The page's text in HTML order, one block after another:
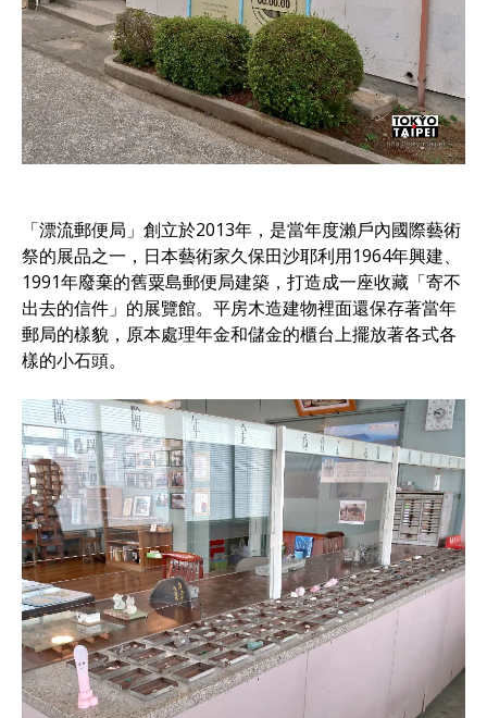
「漂流郵便局」創立於2013年，是當年度瀨戶內國際藝術
祭的展品之一，日本藝術家久保田沙耶利用1964年興建、
1991年廢棄的舊粟島郵便局建築，打造成一座收藏「寄不
出去的信件」的展覽館。平房木造建物裡面還保存著當年
郵局的樣貌，原本處理年金和儲金的櫃台上擺放著各式各
樣的小石頭。